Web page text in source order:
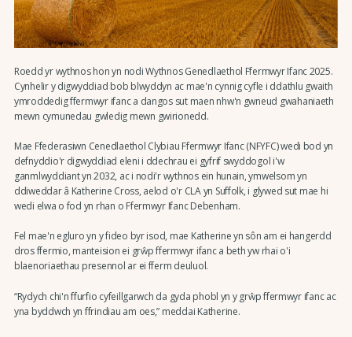
Roedd yr wythnos hon yn nodi Wythnos Genedlaethol Ffermwyr Ifanc 2025.
Cynhelir y digwyddiad bob blwyddyn ac mae'n cynnig cyfle i ddathlu gwaith
ymroddedig ffermwyr ifanc a dangos sut maen nhw'n gwneud gwahaniaeth
mewn cymunedau gwledig mewn gwirionedd.
Mae Ffederasiwn Cenedlaethol Clybiau Ffermwyr Ifanc (NFYFC) wedi bod yn
defnyddio'r digwyddiad eleni i ddechrau ei gyfrif swyddogol i'w
ganmlwyddiant yn 2032, ac i nodi'r wythnos ein hunain, ymwelsom yn
ddiweddar â Katherine Cross, aelod o'r CLA yn Suffolk, i glywed sut mae hi
wedi elwa o fod yn rhan o Ffermwyr Ifanc Debenham.
Fel mae'n egluro yn y fideo byr isod, mae Katherine yn sôn am ei hangerdd
dros ffermio, manteision ei grŵp ffermwyr ifanc a beth yw rhai o'i
blaenoriaethau presennol ar ei fferm deuluol.
“Rydych chi'n ffurfio cyfeillgarwch da gyda phobl yn y grŵp ffermwyr ifanc ac
yna byddwch yn ffrindiau am oes,” meddai Katherine.